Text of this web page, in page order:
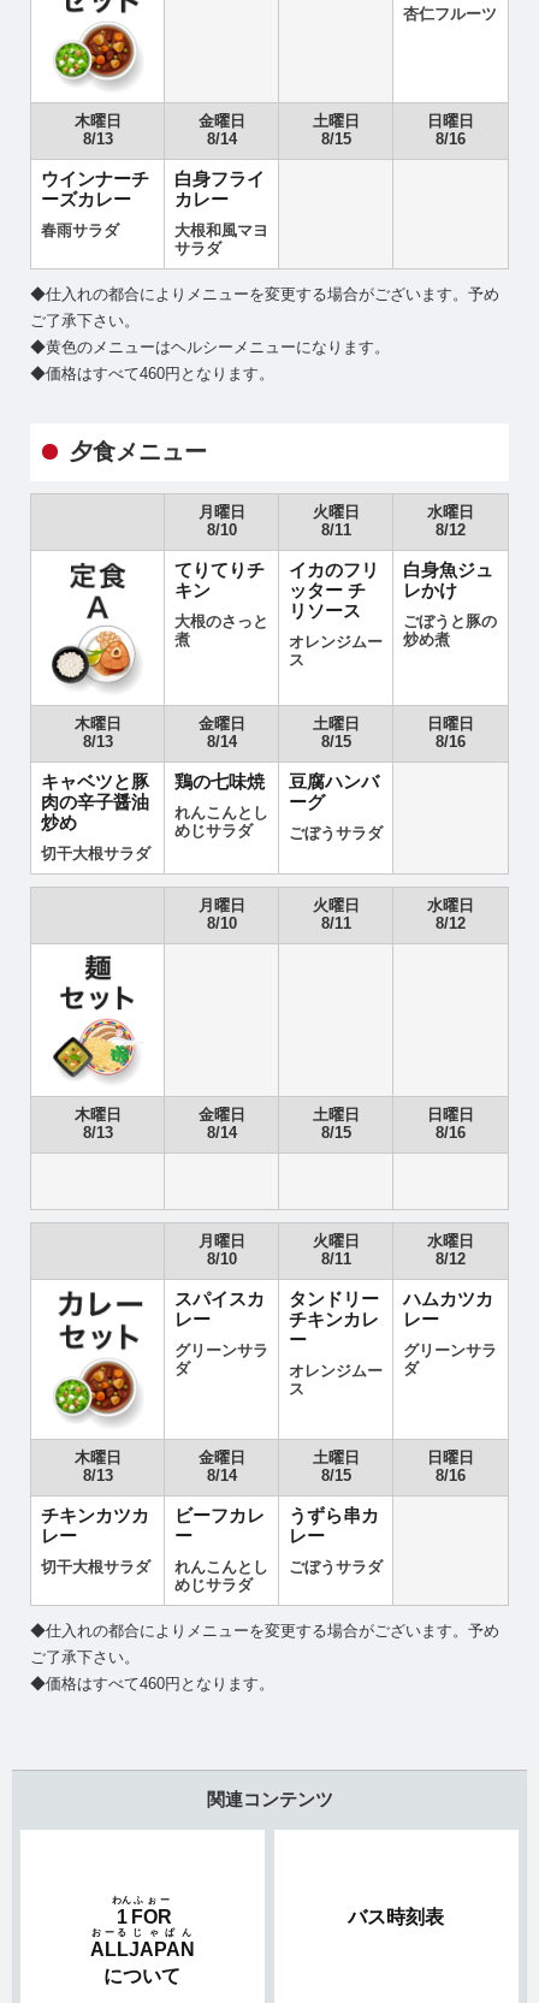
杏仁フルーツ
木曜日
8/13
金曜日
8/14
土曜日
8/15
日曜日
8/16
ウインナーチ
ーズカレー
春雨サラダ
白身フライ
カレー
大根和風マヨ
サラダ
◆仕入れの都合によりメニューを変更する場合がございます。予め
ご了承下さい。
◆黄色のメニューはヘルシーメニューになります。
◆価格はすべて460円となります。
夕食メニュー
月曜日
8/10
火曜日
8/11
水曜日
8/12
てりてりチ
キン
大根のさっと
煮
イカのフリ
ッター チ
リソース
オレンジムー
ス
白身魚ジュ
レかけ
ごぼうと豚の
炒め煮
木曜日
8/13
金曜日
8/14
土曜日
8/15
日曜日
8/16
キャベツと豚
肉の辛子醤油
炒め
切干大根サラダ
鶏の七味焼
れんこんとし
めじサラダ
豆腐ハンバ
ーグ
ごぼうサラダ
月曜日
8/10
火曜日
8/11
水曜日
8/12
木曜日
8/13
金曜日
8/14
土曜日
8/15
日曜日
8/16
月曜日
8/10
火曜日
8/11
水曜日
8/12
スパイスカ
レー
グリーンサラ
ダ
タンドリー
チキンカレ
ー
オレンジムー
ス
ハムカツカ
レー
グリーンサラ
ダ
木曜日
8/13
金曜日
8/14
土曜日
8/15
日曜日
8/16
チキンカツカ
レー
切干大根サラダ
ビーフカレ
ー
れんこんとし
めじサラダ
うずら串カ
レー
ごぼうサラダ
◆仕入れの都合によりメニューを変更する場合がございます。予め
ご了承下さい。
◆価格はすべて460円となります。
関連コンテンツ
1
わん
FOR
ふぉー
ALL
おーる
JAPAN
じゃぱん
について
バス時刻表